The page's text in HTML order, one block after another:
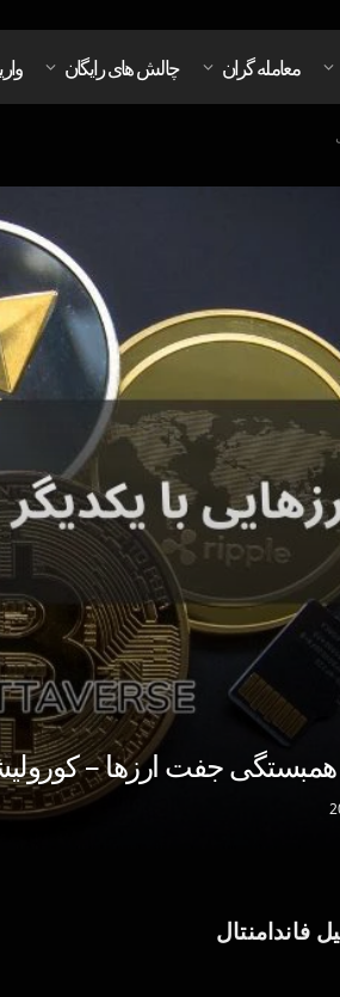
معامله گران چالش های رایگان
همبستگی جفت ارزها –
فاندامنتال